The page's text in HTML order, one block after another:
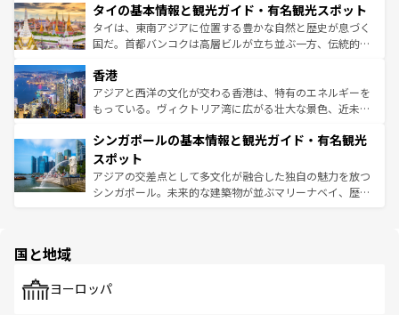
リティに包まれながら、韓国の多彩な魅力を心ゆくまで味
わってみてほしい。 なお、新着の韓国情報はコンテンツ一
覧を参照してほしい。
急速な発展と共に伝統が息づく。ハノイの古い町並みやホ
ーチミン市のフランス統治時代の建物も、独特の雰囲気を
醸し出している。また、バラエティの豊かさとおいしさで
とつ。フォーやバインミー、ベトナムコーヒーなどは、ぜ
ひ現地で味わいたい。どの地域を訪れてもあたたかい人々
が旅行者を迎えてくれるので、きっと忘れられない旅にな
参照してほしい。
タイの基本情報と観光ガイド・有名観光スポット
タイは、東南アジアに位置する豊かな自然と歴史が息づく
国だ。首都バンコクは高層ビルが立ち並ぶ一方、伝統的な
の活気が交差している。北部ではチェンマイなどの山岳地
帯で自然と触れ合い、南部ではプーケットやクラビの美し
いビーチでリゾート気分を楽しむことができる。タイ料理
激する。気候は一年中温暖で、どの季節にも異なる楽しみ
が待っている。親しみやすいタイの人々、仏教を中心とし
た文化、そして多様な観光資源が、訪れる旅人を魅了し続
ける。 なお、新着のタイ情報はコンテンツ一覧を参照して
香港
アジアと西洋の文化が交わる香港は、特有のエネルギーを
もっている。ヴィクトリア湾に広がる壮大な景色、近未来
み、どこを訪れても感動するはず。観光スポットが密集し
ており、効率よく見どころを回れるのも魅力。息をのむよ
うな絶景から文化的な体験まで、香港を存分に楽しみ尽く
そう。 なお、新着の香港情報はコンテンツ一覧を参照して
シンガポールの基本情報と観光ガイド・有名観光
スポット
アジアの交差点として多文化が融合した独自の魅力を放つ
シンガポール。未来的な建築物が並ぶマリーナベイ、歴史
で、ホーカーズは地元の風情を楽しめる外せないスポット
国と地域
ヨーロッパ